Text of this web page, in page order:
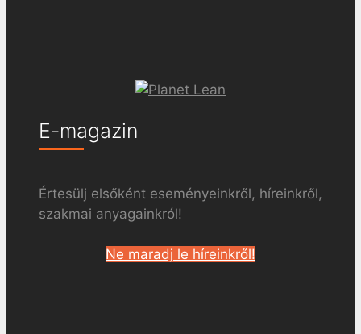
E-magazin
Értesülj elsőként eseményeinkről, híreinkről,
szakmai anyagainkról!
Ne maradj le híreinkről!